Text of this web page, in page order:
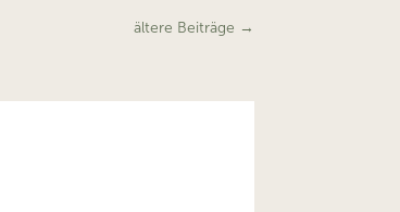
ältere Beiträge →